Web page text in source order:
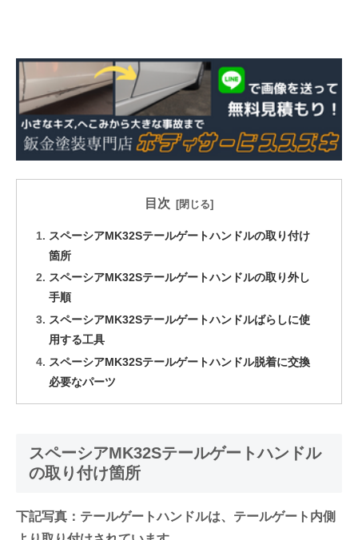
目次
スペーシアMK32Sテールゲートハンドルの取り付け
箇所
スペーシアMK32Sテールゲートハンドルの取り外し
手順
スペーシアMK32Sテールゲートハンドルばらしに使
用する工具
スペーシアMK32Sテールゲートハンドル脱着に交換
必要なパーツ
スペーシアMK32Sテールゲートハンドル
の取り付け箇所
下記写真：テールゲートハンドルは、テールゲート内側